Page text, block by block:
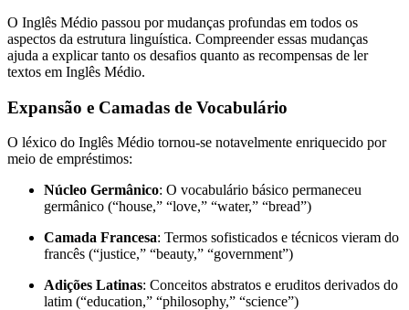
O Inglês Médio passou por mudanças profundas em todos os
aspectos da estrutura linguística. Compreender essas mudanças
ajuda a explicar tanto os desafios quanto as recompensas de ler
textos em Inglês Médio.
Expansão e Camadas de Vocabulário
O léxico do Inglês Médio tornou-se notavelmente enriquecido por
meio de empréstimos:
Núcleo Germânico: O vocabulário básico permaneceu
germânico (“house,” “love,” “water,” “bread”)
Camada Francesa: Termos sofisticados e técnicos vieram do
francês (“justice,” “beauty,” “government”)
Adições Latinas: Conceitos abstratos e eruditos derivados do
latim (“education,” “philosophy,” “science”)